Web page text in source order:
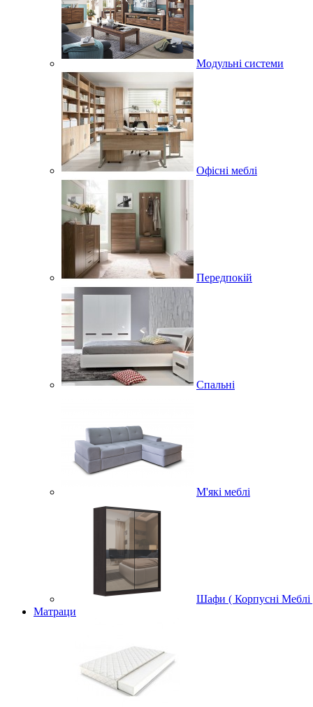
Модульні системи
Офісні меблі
Передпокій
Спальні
М'які меблі
Шафи ( Корпусні Меблі
Матраци